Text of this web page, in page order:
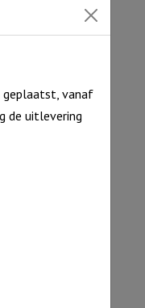
geplaatst, vanaf
de uitlevering